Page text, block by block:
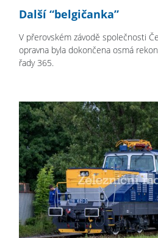
Další “belgičanka”
V přerovském závodě společnosti
opravna byla dokončena osmá
řady 365.